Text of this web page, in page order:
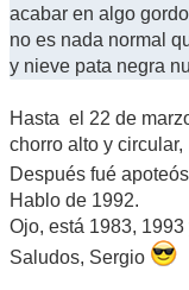
acabar en algo
no es nada normal
y nieve pata negra
Hasta el 22 de
chorro alto y circular,
Después fué
Hablo de 1992.
Ojo, está 1983, 1993
Saludos, Sergio